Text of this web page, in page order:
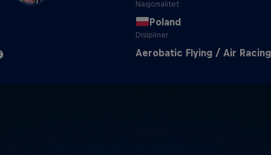
Nasjonalitet
Poland
Disipliner
Aerobatic Flying / Air Racing